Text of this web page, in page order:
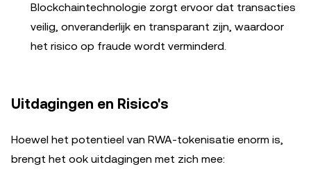
Blockchaintechnologie zorgt ervoor dat transacties
veilig, onveranderlijk en transparant zijn, waardoor
het risico op fraude wordt verminderd.
Uitdagingen en Risico's
Hoewel het potentieel van RWA-tokenisatie enorm is,
brengt het ook uitdagingen met zich mee: